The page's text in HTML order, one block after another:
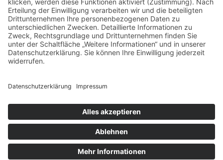
Leistungen
Über mich
Kontakt
Datenschutzerklärung
© 2025 Privatpraxis für Physiotherapie & Training
Kreativer Blick |DESIGN STUDIO